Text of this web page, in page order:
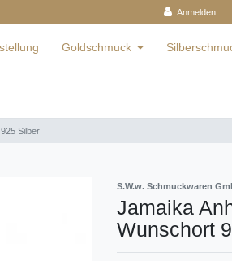
Anmelden
Goldschmuck
Silber
S.W.w. Schmuckwaren
Jamaika
Wunschort